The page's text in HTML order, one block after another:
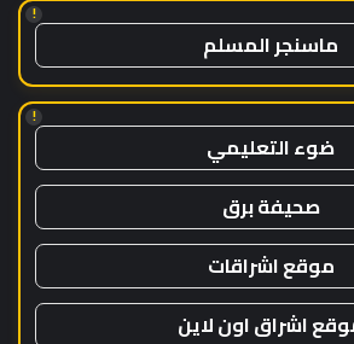
!
ماسنجر المسلم
!
ضوء التعليمي
صحيفة برق
موقع اشراقات
اشراق اون لاين